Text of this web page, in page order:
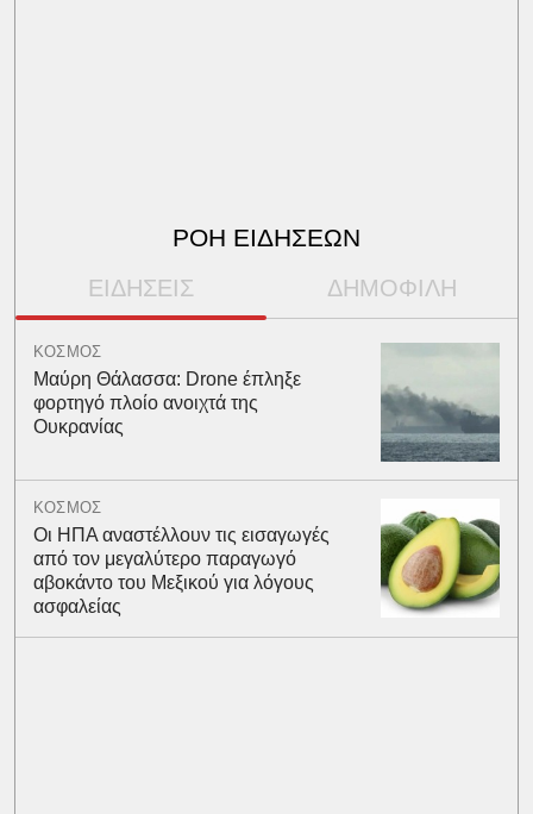
ΡΟΗ ΕΙΔΗΣΕΩΝ
ΕΙΔΗΣΕΙΣ ΔΗΜΟΦΙΛΗ
ΚΟΣΜΟΣ
Μαύρη Θάλασσα: Drone έπληξε
φορτηγό πλοίο ανοιχτά της
Ουκρανίας
ΚΟΣΜΟΣ
Οι ΗΠΑ αναστέλλουν τις εισαγωγές
από τον μεγαλύτερο παραγωγό
αβοκάντο του Μεξικού για λόγους
ασφαλείας